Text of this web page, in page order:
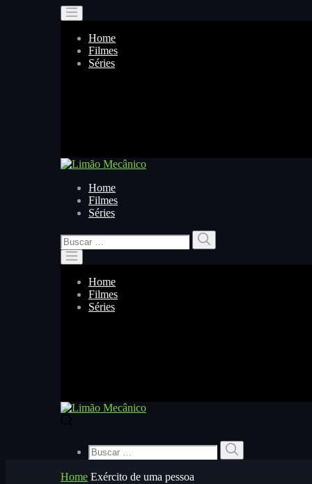
Home
Filmes
Séries
Home
Filmes
Séries
Buscar
por:
Home
Filmes
Séries
Buscar
por:
Home Exército de uma pessoa